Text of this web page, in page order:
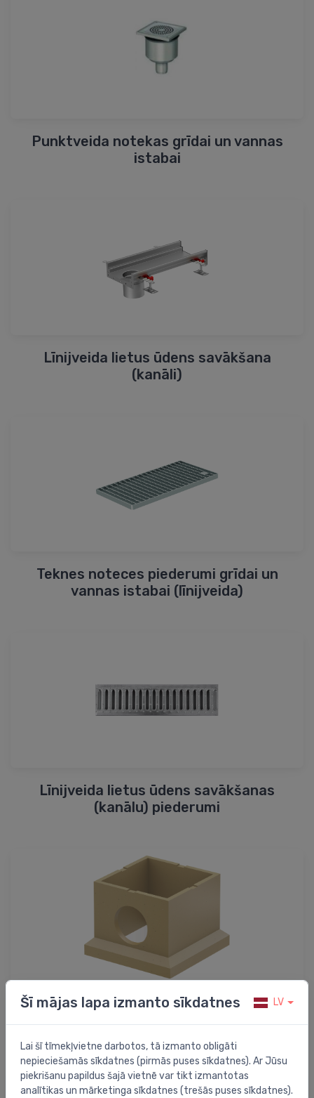
Punktveida notekas grīdai un vannas
istabai
Līnijveida lietus ūdens savākšana
(kanāli)
Teknes noteces piederumi grīdai un
vannas istabai (līnijveida)
Līnijveida lietus ūdens savākšanas
(kanālu) piederumi
Punktveida notekas piederumi grīdai
un vannas istabai
Šī mājas lapa izmanto sīkdatnes LV
Lai šī tīmekļvietne darbotos, tā izmanto obligāti
nepieciešamās sīkdatnes (pirmās puses sīkdatnes). Ar Jūsu
piekrišanu papildus šajā vietnē var tikt izmantotas
analītikas un mārketinga sīkdatnes (trešās puses sīkdatnes).